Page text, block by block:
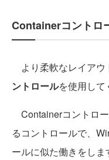
Containerコントロ
より柔軟なレイアウ
ントロールを使用して
Containerコントロ
るコントロールで、
ールに似た働きをし